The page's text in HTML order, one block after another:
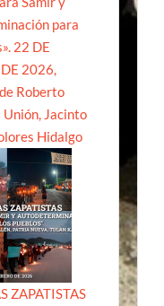
para
22 DE
2026,
Roberto
Unión, Jacinto
Hidalgo
ZAPATISTAS